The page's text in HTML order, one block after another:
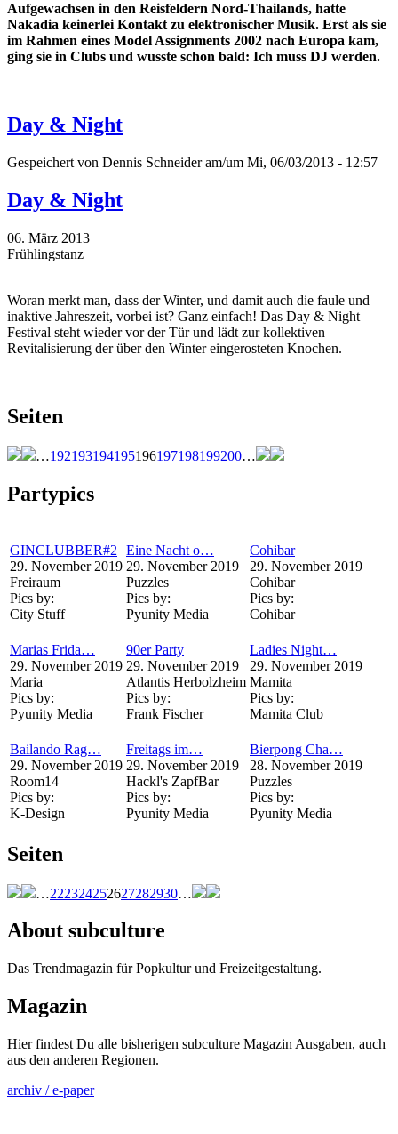
Aufgewachsen in den Reisfeldern Nord-Thailands, hatte
Nakadia keinerlei Kontakt zu elektronischer Musik. Erst als sie
im Rahmen eines Model Assignments 2002 nach Europa kam,
ging sie in Clubs und wusste schon bald: Ich muss DJ werden.
Day & Night
Gespeichert von Dennis Schneideram/um Mi, 06/03/2013 - 12:57
Day & Night
06. März 2013
Frühlingstanz
Woran merkt man, dass der Winter, und damit auch die faule und
inaktive Jahreszeit, vorbei ist? Ganz einfach! Das Day & Night
Festival steht wieder vor der Tür und lädt zur kollektiven
Revitalisierung der über den Winter eingerosteten Knochen.
Seiten
…192193194195196197198199200…
Partypics
GINCLUBBER#2
29. November 2019
Freiraum
Pics by:
City Stuff
Eine Nacht o…
29. November 2019
Puzzles
Pics by:
Pyunity Media
Cohibar
29. November 2019
Cohibar
Pics by:
Cohibar
Marias Frida…
29. November 2019
Maria
Pics by:
Pyunity Media
90er Party
29. November 2019
Atlantis Herbolzheim
Pics by:
Frank Fischer
Ladies Night…
29. November 2019
Mamita
Pics by:
Mamita Club
Bailando Rag…
29. November 2019
Room14
Pics by:
K-Design
Freitags im…
29. November 2019
Hackl's ZapfBar
Pics by:
Pyunity Media
Bierpong Cha…
28. November 2019
Puzzles
Pics by:
Pyunity Media
Seiten
…222324252627282930…
About subculture
Das Trendmagazin für Popkultur und Freizeitgestaltung.
Magazin
Hier findest Du alle bisherigen subculture Magazin Ausgaben, auch
aus den anderen Regionen.
archiv / e-paper